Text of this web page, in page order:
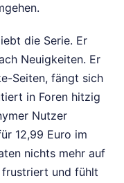
die Serie. Er
Neuigkeiten. Er
Seiten, fängt sich
in Foren hitzig
Nutzer
12,99 Euro im
nichts mehr auf
und fühlt